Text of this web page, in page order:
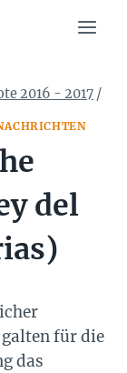
2016 - 2017 /
del
für die
das